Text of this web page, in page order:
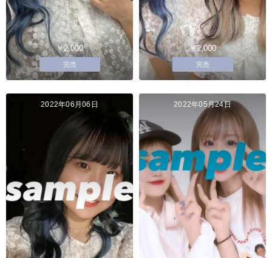
￥2,000
完売
￥2,000
完売
2022年06月06日 2022年05月24日